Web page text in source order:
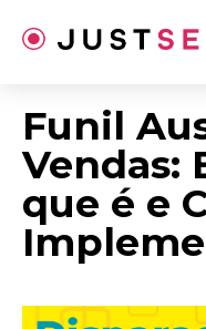
para
Funil
Vendas:
que é e